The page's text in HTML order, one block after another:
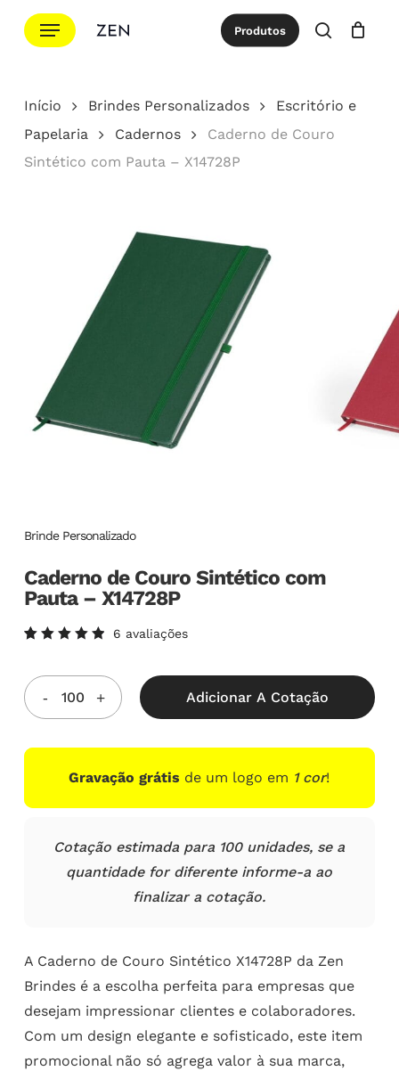
para
principal
Menu Produtos
procurar
Cotação Close
Início Brindes Personalizados
Escritório e
Papelaria
Cadernos
Caderno de Couro
Sintético com Pauta – X14728P
Brinde Personalizado
Caderno de Couro Sintético com
Pauta – X14728P
5.00de
5, com
baseado
em
clientes
6 avaliações
Adicionar A Cotação
Gravação grátis de um logo em 1 cor!
Cotação estimada para 100 unidades, se a
quantidade for diferente informe-a ao
finalizar a cotação.
A Caderno de Couro Sintético X14728P da Zen
Brindes é a escolha perfeita para empresas que
desejam impressionar clientes e colaboradores.
Com um design elegante e sofisticado, este item
promocional não só agrega valor à sua marca,